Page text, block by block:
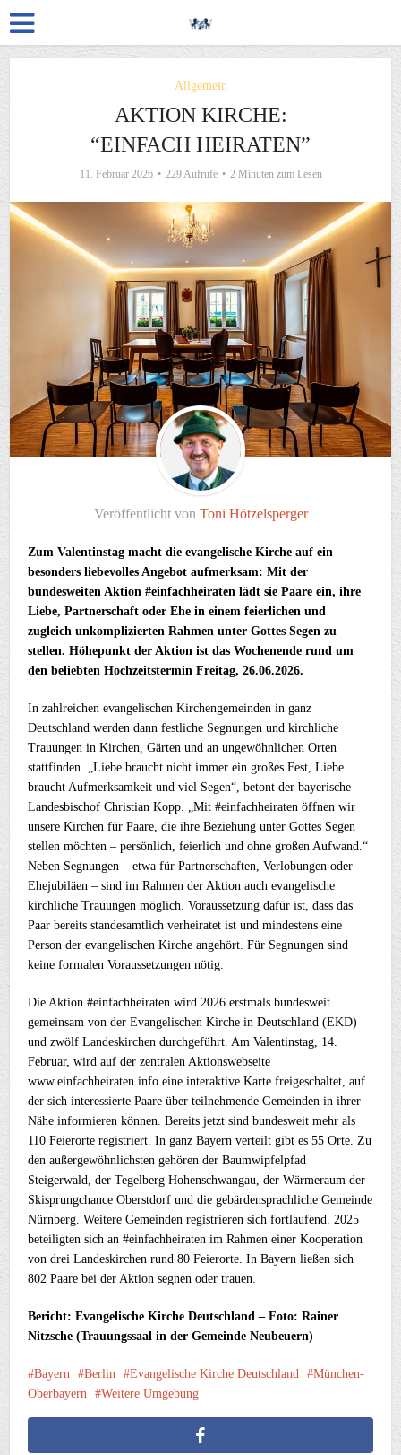
Allgemein
AKTION KIRCHE:
“EINFACH HEIRATEN”
11. Februar 2026 229 Aufrufe 2 Minuten zum Lesen
Veröffentlicht von Toni Hötzelsperger
Zum Valentinstag macht die evangelische Kirche auf ein
besonders liebevolles Angebot aufmerksam: Mit der
bundesweiten Aktion #einfachheiraten lädt sie Paare ein, ihre
Liebe, Partnerschaft oder Ehe in einem feierlichen und
zugleich unkomplizierten Rahmen unter Gottes Segen zu
stellen. Höhepunkt der Aktion ist das Wochenenderund um
den beliebten Hochzeitstermin Freitag, 26.06.2026.
In zahlreichen evangelischen Kirchengemeinden in ganz
Deutschland werden dann festliche Segnungen und kirchliche
Trauungen in Kirchen, Gärten und an ungewöhnlichen Orten
stattfinden. „Liebe braucht nicht immer ein großes Fest, Liebe
braucht Aufmerksamkeit und viel Segen“, betont der bayerische
Landesbischof Christian Kopp. „Mit #einfachheiraten öffnen wir
unsere Kirchen für Paare, die ihre Beziehung unter Gottes Segen
stellen möchten – persönlich, feierlich und ohne großen Aufwand.“
Neben Segnungen – etwa für Partnerschaften, Verlobungen oder
Ehejubiläen – sind im Rahmen der Aktion auch evangelische
kirchliche Trauungen möglich. Voraussetzung dafür ist, dass das
Paar bereits standesamtlich verheiratet ist und mindestens eine
Person der evangelischen Kirche angehört. Für Segnungen sind
keine formalen Voraussetzungen nötig.
Die Aktion #einfachheiraten wird 2026 erstmals bundesweit
gemeinsam von der Evangelischen Kirche in Deutschland (EKD)
und zwölf Landeskirchen durchgeführt. Am Valentinstag, 14.
Februar, wird auf der zentralen Aktionswebseite
www.einfachheiraten.info eine interaktive Karte freigeschaltet, auf
der sich interessierte Paare über teilnehmende Gemeinden in ihrer
Nähe informieren können. Bereits jetzt sind bundesweit mehr als
110 Feierorte registriert. In ganz Bayern verteilt gibt es 55 Orte. Zu
den außergewöhnlichsten gehören der Baumwipfelpfad
Steigerwald, der Tegelberg Hohenschwangau, der Wärmeraum der
Skisprungchance Oberstdorf und die gebärdensprachliche Gemeinde
Nürnberg. Weitere Gemeinden registrieren sich fortlaufend. 2025
beteiligten sich an #einfachheiraten im Rahmen einer Kooperation
von drei Landeskirchen rund 80 Feierorte. In Bayern ließen sich
802 Paare bei der Aktion segnen oder trauen.
Bericht: Evangelische Kirche Deutschland – Foto: Rainer
Nitzsche (Trauungssaal in der Gemeinde Neubeuern)
Bayern Berlin Evangelische Kirche Deutschland
München-
Oberbayern
Weitere Umgebung